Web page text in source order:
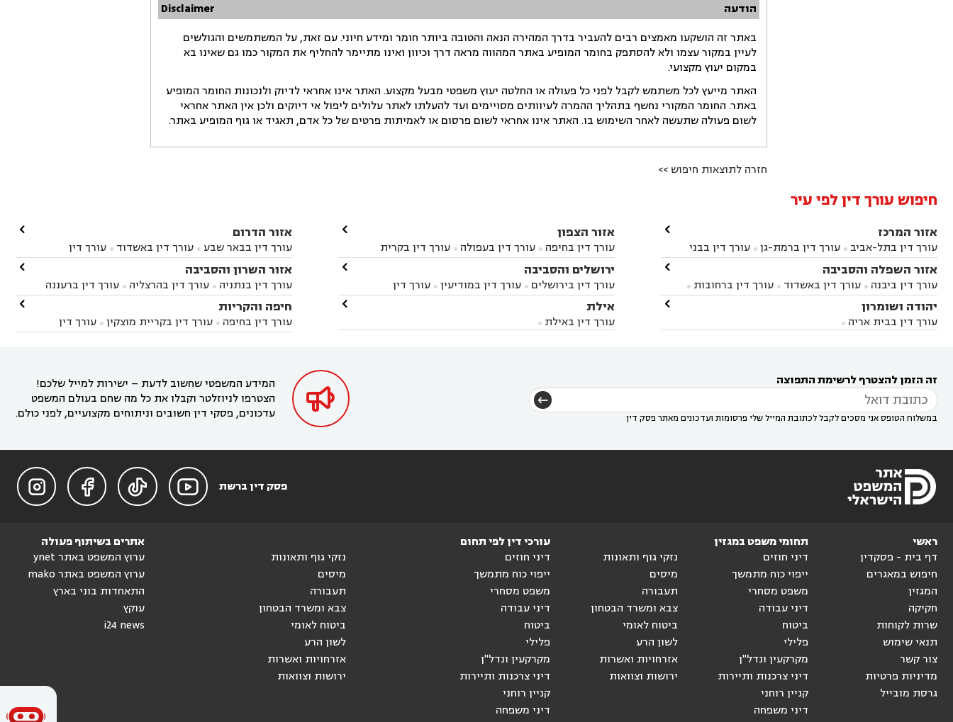
הודעה
Disclaimer
באתר זה הושקעו מאמצים רבים להעביר בדרך המהירה הנאה והטובה ביותר חומר ומידע חיוני. עם זאת, על המשתמשים והגולשים
לעיין במקור עצמו ולא להסתפק בחומר המופיע באתר המהווה מראה דרך וכיוון ואינו מתיימר להחליף את המקור כמו גם שאינו בא
במקום יעוץ מקצועי.
האתר מייעץ לכל משתמש לקבל לפני כל פעולה או החלטה יעוץ משפטי מבעל מקצוע. האתר אינו אחראי לדיוק ולנכונות החומר המופיע
באתר. החומר המקורי נחשף בתהליך ההמרה לעיוותים מסויימים ועד להעלתו לאתר עלולים ליפול אי דיוקים ולכן אין האתר אחראי
לשום פעולה שתעשה לאחר השימוש בו. האתר אינו אחראי לשום פרסום או לאמיתות פרטים של כל אדם, תאגיד או גוף המופיע באתר.
חזרה לתוצאות חיפוש >>
חיפוש עורך דין לפי עיר
אזור המרכז
עורך דין בתל-אביב  עורך דין ברמת-גן 
עורך דין בבני
ברק עורך דין בפתח תקווה עורך דין בראשון לציון
עורך דין ברחובות עורך דין בנס ציונה
במודיעין
עורך דין בהרצליה עורך דין בחולון
עורך
דין בקרית אונו
אונו
עורך דין בבת ים
דין בשוהם 

אזור השפלה והסביבה
עורך דין ביבנה  עורך דין באשדוד  עורך דין ברחובות 
עורך דין בראשון לציון עורך דין במודיעין
עורך דין
בבאר יעקב
עורך דין בגדרה

יהודה ושומרון
עורך דין בבית אריה 

אזור הצפון
עורך דין בחיפה  עורך דין בעפולה 
עורך דין בקרית
אתא
עורך דין בנהריה עורך דין בראש פינה
עורך דין
בקרית שמונה
עורך דין במושב מגדים
במושב ציפורי
עורך דין בסח'נין עורך דין בעכו
עורך
דין בעמק הירדן
ביאליק
עורך דין במגדל העמק

ירושלים והסביבה
עורך דין בירושלים  עורך דין במודיעין 
עורך דין
בבית-שמש
עורך דין במבשרת ציון עורך דין בגיזו
עורך דין בגבעת זאב
בקרני שומרון  עורך דין בשורש 

אילת
עורך דין באילת 

אזור הדרום
עורך דין בבאר שבע  עורך דין באשדוד 
עורך דין
באשקלון
עורך דין בבאר טוביה עורך דין בגן יבנה
עורך דין בניר הבנים עורך דין בערד
זיקים
עורך דין בנתיבות עורך דין בקרית מלאכי

אזור השרון והסביבה
עורך דין בנתניה  עורך דין בהרצליה  עורך דין ברעננה
עורך דין בחדרה עורך דין בכפר סבא
עורך דין בהוד
השרון
עורך דין באבן יהודה
עורך דין בחריש  עורך דין בקיסריה  עורך דין בקדימה

חיפה והקריות
עורך דין בחיפה  עורך דין בקריית מוצקין 
עורך דין
בקרית מוצקין
עורך דין בקריית אתא
עורך דין


המידע המשפטי שחשוב לדעת – ישירות למייל שלכם!
הצטרפו לניוזלטר וקבלו את כל מה שחם בעולם המשפט
עדכונים, פסקי דין חשובים וניתוחים מקצועיים, לפני כולם.
זה הזמן להצטרף לרשימת התפוצה
במשלוח הטופס אני מסכים לקבל לכתובת המייל שלי פרסומות ועדכונים מאתר פסק דין
פסק דין ברשת 



ראשי
דף בית - פסקדין
חיפוש במאגרים
המגזין
חקיקה
שרות לקוחות
תנאי שימוש
צור קשר
מדיניות פרטיות
גרסת מובייל
תחומי משפט במגזין
דיני חוזים
ייפוי כוח מתמשך
משפט מסחרי
דיני עבודה
ביטוח
פלילי
מקרקעין ונדל"ן
דיני צרכנות ותיירות
קניין רוחני
דיני משפחה
נזקי גוף ותאונות
מיסים
תעבורה
צבא ומשרד הבטחון
ביטוח לאומי
לשון הרע
אזרחויות ואשרות
ירושות וצוואות
עורכי דין לפי תחום
דיני חוזים
ייפוי כוח מתמשך
משפט מסחרי
דיני עבודה
ביטוח
פלילי
מקרקעין ונדל"ן
דיני צרכנות ותיירות
קניין רוחני
דיני משפחה
נזקי גוף ותאונות
מיסים
תעבורה
צבא ומשרד הבטחון
ביטוח לאומי
לשון הרע
אזרחויות ואשרות
ירושות וצוואות
אתרים בשיתוף פעולה
ערוץ המשפט באתר ynet
ערוץ המשפט באתר mako
התאחדות בוני בארץ
עוקץ
i24 news